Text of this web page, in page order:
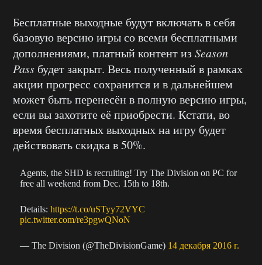
Бесплатные выходные будут включать в себя
базовую версию игры со всеми бесплатными
дополнениями, платный контент изSeason
Pass будет закрыт. Весь полученный в рамках
акции прогресс сохранится и в дальнейшем
может быть перенесён в полную версию игры,
если вы захотите её приобрести. Кстати, во
время бесплатных выходных на игру будет
действовать скидка в 50%.
Agents, the SHD is recruiting! Try The Division on PC for
free all weekend from Dec. 15th to 18th.
Details:https://t.co/uSTyy72VYC
pic.twitter.com/re3pgwQNoN
— The Division (@TheDivisionGame) 14 декабря 2016 г.